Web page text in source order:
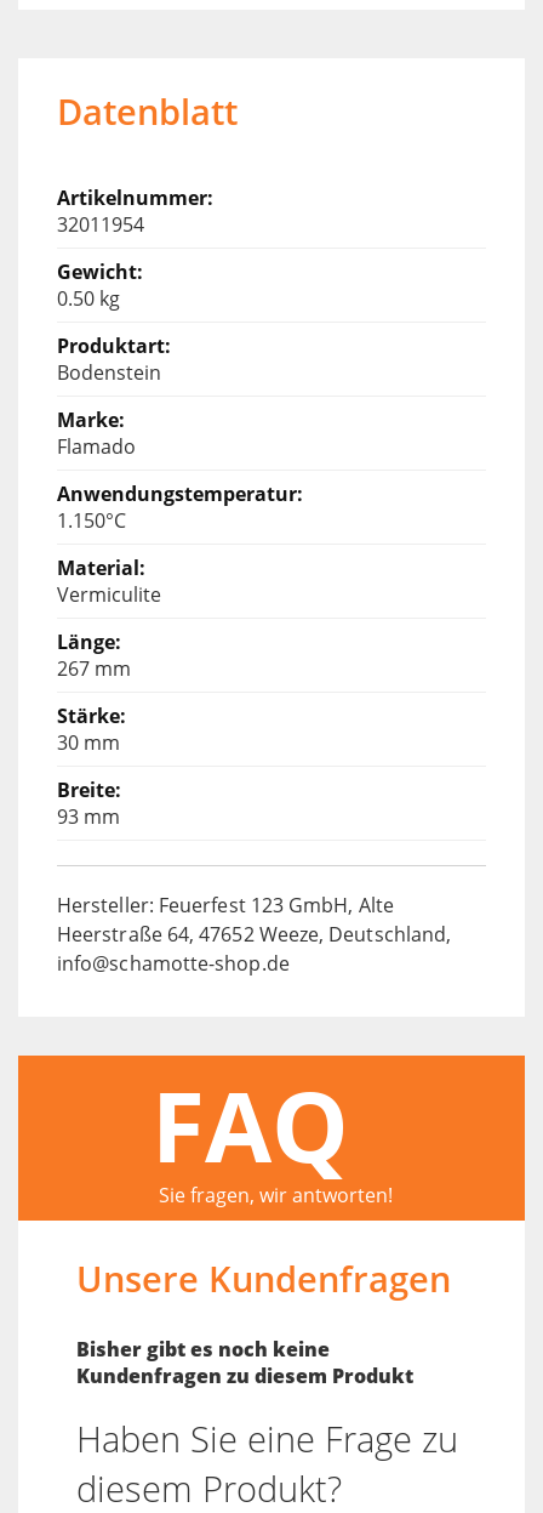
Datenblatt
32011954
0.50 kg
Bodenstein
Flamado
1.150°C
Vermiculite
267 mm
30 mm
93 mm
Hersteller: Feuerfest 123 GmbH, Alte
Heerstraße 64, 47652 Weeze, Deutschland,
info@schamotte-shop.de
FAQ
Sie fragen, wir antworten!
Unsere Kundenfragen
Bisher gibt es noch keine
Kundenfragen zu diesem Produkt
Haben Sie eine Frage zu
diesem Produkt?